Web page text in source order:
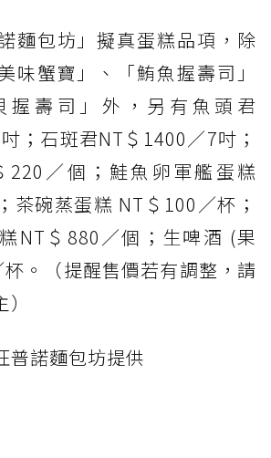
麵包坊」擬真蛋糕品項，除
味蟹寶」、「鮪魚握壽司」
握壽司」外，另有魚頭君
；石斑君NT＄1400／7吋；
220／個；鮭魚卵軍艦蛋糕
茶碗蒸蛋糕 NT＄100／杯；
NT＄880／個；生啤酒 (果
。（提醒售價若有調整，請
普諾麵包坊提供